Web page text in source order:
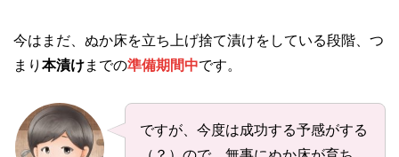
今はまだ、ぬか床を立ち上げ捨て漬けをしている段階、つ
まり 本漬けまでの準備期間中です。
ですが、今度は成功する予感がする